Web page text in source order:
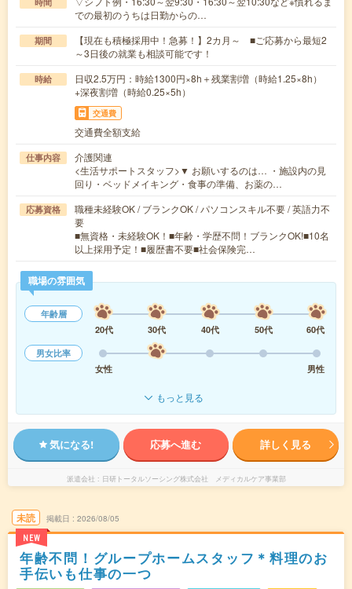
での最初のうちは日勤からの…
期間
【現在も積極採用中！急募！】2カ月～ ■ご応募から最短2
～3日後の就業も相談可能です！
時給
日収2.5万円：時給1300円×8h＋残業割増（時給1.25×8h）
+深夜割増（時給0.25×5h）
交通費
交通費全額支給
仕事内容
介護関連
<生活サポートスタッフ>▼ お願いするのは… ・施設内の見
回り・ベッドメイキング・食事の準備、お薬の…
応募資格
職種未経験OK / ブランクOK / パソコンスキル不要 / 英語力不
要
■無資格・未経験OK！■年齢・学歴不問！ブランクOK!■10名
以上採用予定！■履歴書不要■社会保険完…
職場の雰囲気
年齢層
20代
30代 40代 50代
60代
男女比率
女性
男性
もっと見る
気になる! 応募へ進む 詳しく見る
派遣会社 日研トータルソーシング株式会社 メディカルケア事業部
未読
NEW
掲載日 2026/08/05
年齢不問！グループホームスタッフ＊料理のお
手伝いも仕事の一つ